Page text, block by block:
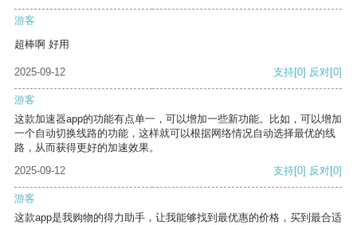
游客
超棒啊 好用
2025-09-12 支持[0] 反对[0]
游客
这款加速器app的功能有点单一，可以增加一些新功能。比如，可以增加
一个自动切换线路的功能，这样就可以根据网络情况自动选择最优的线
路，从而获得更好的加速效果。
2025-09-12
支持[0] 反对[0]
游客
这款app是我购物的得力助手，让我能够找到最优惠的价格，买到最合适